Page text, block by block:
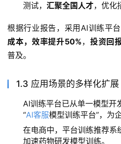
测试， 汇聚全国人才，优化
根据行业报告，采用AI训练平
成本，效率提升50%， 投资回
普及。
1.3 应用场景的多样化扩展
AI训练平台已从单一模型开
“AI客服模型训练平台”，为
在电商中，平台训练推荐系
加速药物研发模型训练。